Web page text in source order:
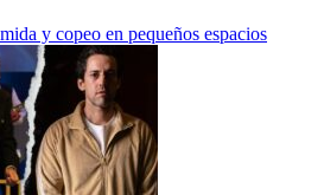
y copeo en pequeños espacios